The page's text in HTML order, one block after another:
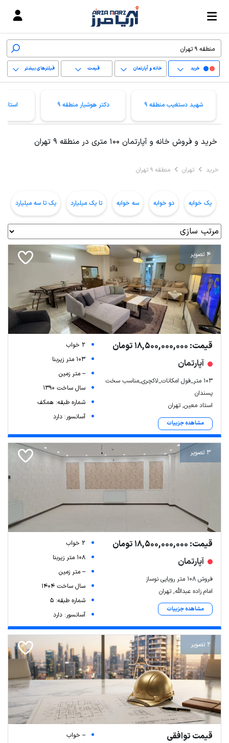
خرید خانه و آپارتمان قیمت فیلترهای بیشتر
پاک کردن محدوده
شهید دستغیب منطقه 9 دکتر هوشیار منطقه 9 استاد
خرید و فروش خانه و آپارتمان 100 متری در منطقه 9 تهران
خرید تهران منطقه 9 تهران
یک خوابه دو خوابه سه خوابه تا یک میلیارد یک تا سه میلیارد
4 تصویر
قیمت: 18,500,000,000 تومان
آپارتمان
۱۰۳ متر_فول امکانات_لاکچری_مناسب سخت
پسندان
استاد معین, تهران
مشاهده جزییات
2 خواب
103 متر زیربنا
-- متر زمین
سال ساخت 1390
شماره طبقه: همکف
آسانسور: دارد
3 تصویر
قیمت: 18,500,000,000 تومان
آپارتمان
فروش ۱۰۸ متر رویایی نوساز
امام زاده عبدالله, تهران
مشاهده جزییات
2 خواب
108 متر زیربنا
-- متر زمین
سال ساخت 1404
شماره طبقه: 5
آسانسور: دارد
2 تصویر
قیمت توافقی
-- خواب